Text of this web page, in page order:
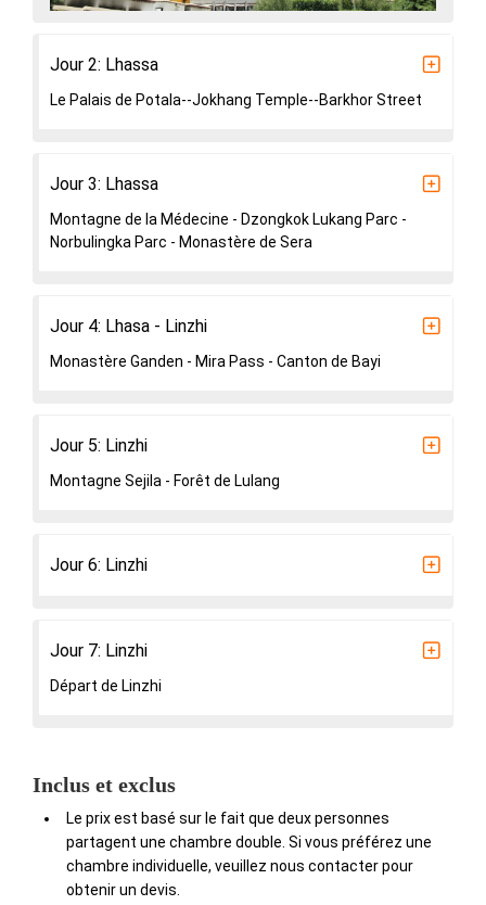
Jour 2: Lhassa
Le Palais de Potala--Jokhang Temple--Barkhor Street
Jour 3: Lhassa
Montagne de la Médecine - Dzongkok Lukang Parc -
Norbulingka Parc - Monastère de Sera
Jour 4: Lhasa - Linzhi
Monastère Ganden - Mira Pass - Canton de Bayi
Jour 5: Linzhi
Montagne Sejila - Forêt de Lulang
Jour 6: Linzhi
Jour 7: Linzhi
Départ de Linzhi
Inclus et exclus
Le prix est basé sur le fait que deux personnes
partagent une chambre double. Si vous préférez une
chambre individuelle, veuillez nous contacter pour
obtenir un devis.